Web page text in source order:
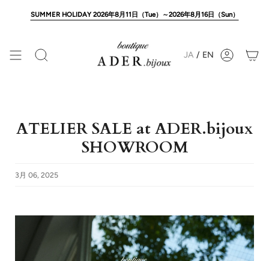
SUMMER HOLIDAY 2026年8月11日（Tue）～2026年8月16日（Sun）
Search JA / EN Account
ATELIER SALE at ADER.bijoux
SHOWROOM
3月 06, 2025